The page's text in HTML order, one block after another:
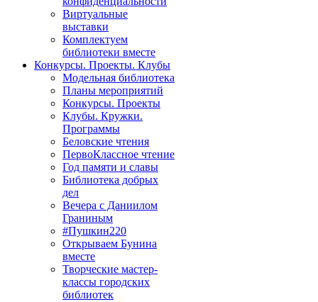
Виртуальные
выставки
Комплектуем
библиотеки вместе
Конкурсы. Проекты. Клубы
Модельная библиотека
Планы мероприятий
Конкурсы. Проекты
Клубы. Кружки.
Программы
Беловские чтения
ПервоКлассное чтение
Год памяти и славы
Библиотека добрых
дел
Вечера с Даниилом
Граниным
#Пушкин220
Открываем Бунина
вместе
Творческие мастер-
классы городских
библиотек